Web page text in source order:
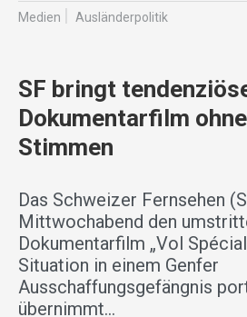
Medien Ausländer­politik
SF bringt
Dokumentarfilm
Stimmen
Das Schweizer Fernsehen
Mittwochabend den
Dokumentarfilm „Vol
Situation in einem Genfer
Ausschaffungsgefängnis
übernimmt…